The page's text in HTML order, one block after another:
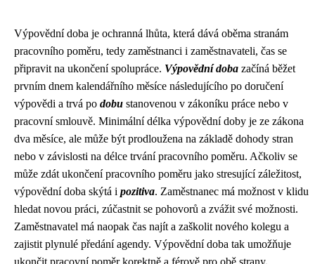
Výpovědní doba je ochranná lhůta, která dává oběma stranám
pracovního poměru, tedy zaměstnanci i zaměstnavateli, čas se
připravit na ukončení spolupráce. Výpovědní doba začíná běžet
prvním dnem kalendářního měsíce následujícího po doručení
výpovědi a trvá po dobu stanovenou v zákoníku práce nebo v
pracovní smlouvě. Minimální délka výpovědní doby je ze zákona
dva měsíce, ale může být prodloužena na základě dohody stran
nebo v závislosti na délce trvání pracovního poměru. Ačkoliv se
může zdát ukončení pracovního poměru jako stresující záležitost,
výpovědní doba skýtá i pozitiva. Zaměstnanec má možnost v klidu
hledat novou práci, zúčastnit se pohovorů a zvážit své možnosti.
Zaměstnavatel má naopak čas najít a zaškolit nového kolegu a
zajistit plynulé předání agendy. Výpovědní doba tak umožňuje
ukončit pracovní poměr korektně a férově pro obě strany.